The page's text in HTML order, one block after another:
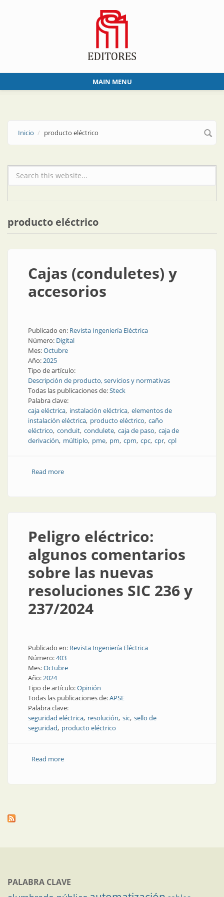
MAIN MENU
Inicio producto eléctrico
Formulario de búsqueda
producto eléctrico
Cajas (conduletes) y
accesorios
Publicado en: Revista Ingeniería Eléctrica
Número: Digital
Mes:Octubre
Año:2025
Tipo de artículo:
Descripción de producto, servicios y normativas
Todas las publicaciones de:Steck
Palabra clave:
caja eléctrica instalación eléctrica elementos de
instalación eléctrica producto eléctrico caño
eléctrico conduit condulete caja de paso caja de
derivación múltiplo pme pm cpm cpc cpr cpl
Read moreabout Cajas (conduletes) y accesorios
Peligro eléctrico:
algunos comentarios
sobre las nuevas
resoluciones SIC 236 y
237/2024
Publicado en: Revista Ingeniería Eléctrica
Número:403
Mes:Octubre
Año:2024
Tipo de artículo:Opinión
Todas las publicaciones de:APSE
Palabra clave:
seguridad eléctrica resolución sic sello de
seguridad producto eléctrico
Read moreabout Peligro eléctrico: algunos comentarios sobre las
PALABRA CLAVE